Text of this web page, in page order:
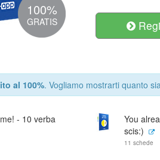
100%
GRATIS
al 100%. Vogliamo mostrarti quanto
- 10 verba
You
scis:)
11 schede